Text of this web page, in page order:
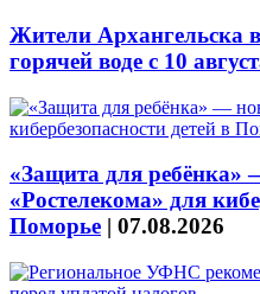
Жители Архангельска
горячей воде с 10
«Защита для ребёнка»
«Ростелекома» для
Поморье | 07.08.2026